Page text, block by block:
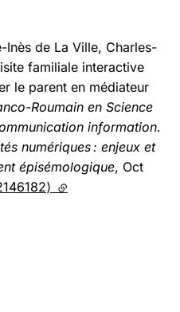
Inès de La Ville, Charles-
familiale interactive
le parent en médiateur
Roumain en Science
information.
numériques : enjeux et
épisémologique, Oct
(lien externe)